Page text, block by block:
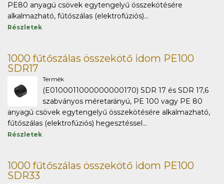
PE80 anyagú csövek egytengelyű összekötésére
alkalmazható, fűtőszálas (elektrofúziós)...
Részletek
1000 fűtőszálas összekötő idom PE100
SDR17
Termék
(E0100011000000000170) SDR 17 és SDR 17,6
szabványos méretarányú, PE 100 vagy PE 80
anyagú csövek egytengelyű összekötésére alkalmazható,
fűtőszálas (elektrofúziós) hegesztéssel...
Részletek
1000 fűtőszálas összekötő idom PE100
SDR33